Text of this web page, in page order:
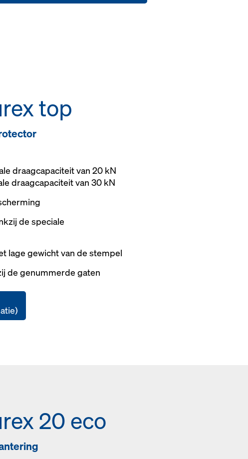
top
draagcapaciteit van 20 kN
draagcapaciteit van 30 kN
de speciale
lage gewicht van de stempel
de genummerde gaten
20 eco